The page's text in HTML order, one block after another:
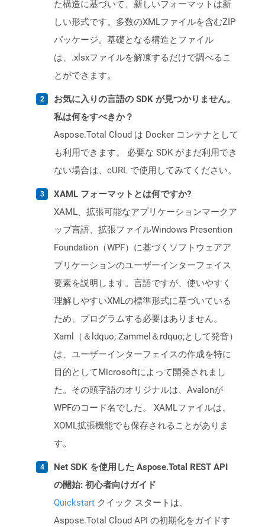
た構造に基づいて、新しいフォーマットは新
しい形式です。多数のXMLファイルを含むZIP
パッケージ。基礎となる構造とファイル
は、.xlsxファイルを解凍するだけで調べるこ
とができます。
お気に入りの言語の SDK が見つかりません。
私は何をすべきか？
Aspose.Total Cloud は Docker コンテナとして
も利用できます。 必要な SDK がまだ利用でき
ない場合は、cURL で使用してみてください。
XAML フォーマットとは何ですか?
XAML、拡張可能なアプリケーションマークア
ップ言語、拡張ファイルWindows Presention
Foundation（WPF）に基づくソフトウェアア
プリケーションのユーザーインターフェイス
要素を説明します。言語ですが、使いやすく
理解しやすいXMLの標準形式に基づいている
ため、プログラムする必要はありません。
Xaml（＆ldquo; Zammel＆rdquo;として発音）
は、ユーザーインターフェイスの作成を特に
目的としてMicrosoftによって開発されまし
た。その頭字語のオリジナルは、Avalonが
WPFのコード名でした。 XAMLファイルは、
XOML拡張機能でも保存されることがありま
す。
Net SDK を使用した Aspose.Total REST API
の開始: 初心者向けガイド
Quickstart クイック スタートは、
Aspose.Total Cloud API の初期化をガイドす